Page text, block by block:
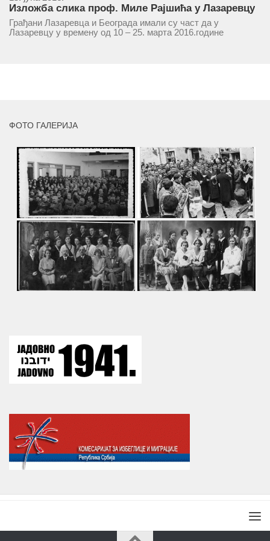
Изложба слика проф. Миле Рајшића у Лазаревцу
Грађани Лазаревца и Београда имали су част да у
Лазаревцу у времену од 10 – 25. марта 2016.године
ФОТО ГАЛЕРИЈА